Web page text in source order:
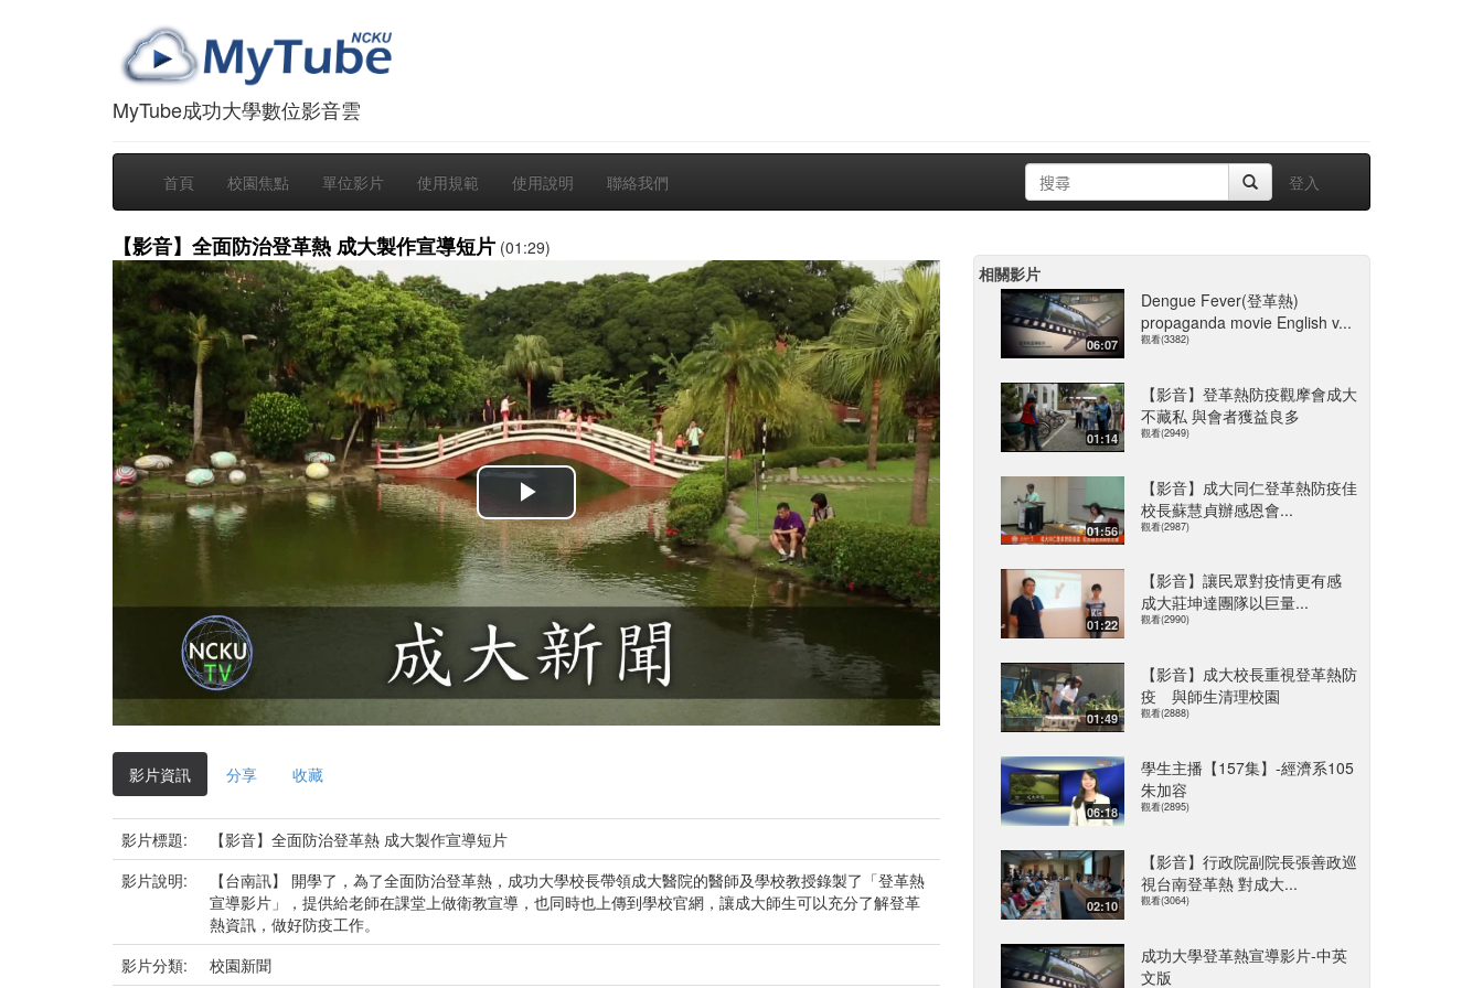
MyTube成功大學數位影音雲
首頁 校園焦點 單位影片 使用規範 使用說明 聯絡我們 登入
【影音】全面防治登革熱 成大製作宣導短片 (01:29)
播
放
影
片
影片資訊 分享 收藏
影片標題:
【影音】全面防治登革熱 成大製作宣導短片
影片說明:
【台南訊】 開學了，為了全面防治登革熱，成功大學校長帶領成大醫院的醫師及學校教授錄製了「登革熱
宣導影片」，提供給老師在課堂上做衛教宣導，也同時也上傳到學校官網，讓成大師生可以充分了解登革
熱資訊，做好防疫工作。
影片分類:
校園新聞
相關影片
06:07
Dengue Fever(登革熱)
propaganda movie English v...
觀看(3382)
01:14
【影音】登革熱防疫觀摩會成大
不藏私 與會者獲益良多
觀看(2949)
01:56
【影音】成大同仁登革熱防疫佳
校長蘇慧貞辦感恩會...
觀看(2987)
01:22
【影音】讓民眾對疫情更有感
成大莊坤達團隊以巨量...
觀看(2990)
01:49
【影音】成大校長重視登革熱防
疫 與師生清理校園
觀看(2888)
06:18
學生主播【157集】-經濟系105
朱加容
觀看(2895)
02:10
【影音】行政院副院長張善政巡
視台南登革熱 對成大...
觀看(3064)
成功大學登革熱宣導影片-中英
文版